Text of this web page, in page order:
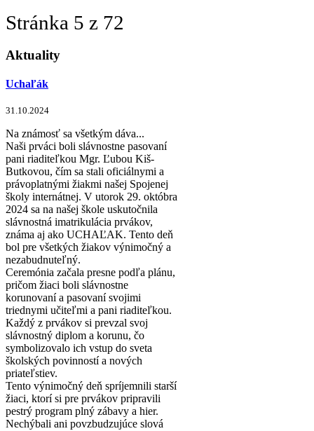
Stránka 5 z 72
Aktuality
Uchaľák
31.10.2024
Na známosť sa všetkým dáva...
Naši prváci boli slávnostne pasovaní
pani riaditeľkou Mgr. Ľubou Kiš-
Butkovou, čím sa stali oficiálnymi a
právoplatnými žiakmi našej Spojenej
školy internátnej. V utorok 29. októbra
2024 sa na našej škole uskutočnila
slávnostná imatrikulácia prvákov,
známa aj ako UCHAĽAK. Tento deň
bol pre všetkých žiakov výnimočný a
nezabudnuteľný.
Ceremónia začala presne podľa plánu,
pričom žiaci boli slávnostne
korunovaní a pasovaní svojimi
triednymi učiteľmi a pani riaditeľkou.
Každý z prvákov si prevzal svoj
slávnostný diplom a korunu, čo
symbolizovalo ich vstup do sveta
školských povinností a nových
priateľstiev.
Tento výnimočný deň spríjemnili starší
žiaci, ktorí si pre prvákov pripravili
pestrý program plný zábavy a hier.
Nechýbali ani povzbudzujúce slová